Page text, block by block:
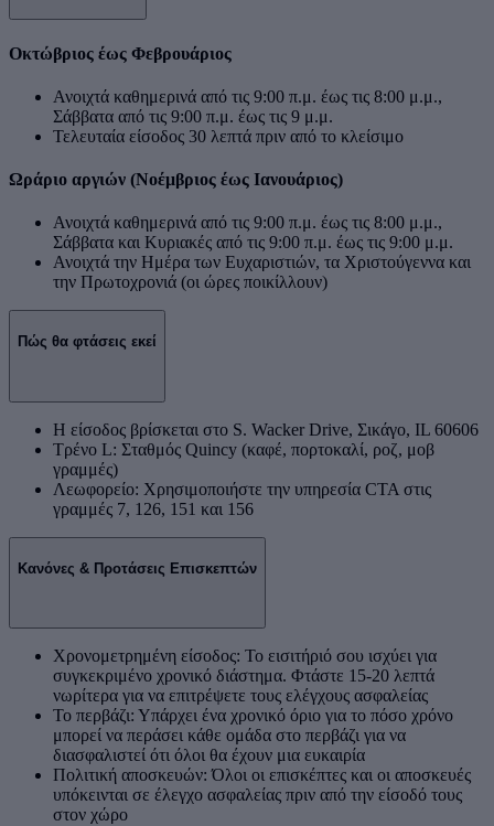
Οκτώβριος έως Φεβρουάριος
Ανοιχτά καθημερινά από τις 9:00 π.μ. έως τις 8:00 μ.μ.,
Σάββατα από τις 9:00 π.μ. έως τις 9 μ.μ.
Τελευταία είσοδος 30 λεπτά πριν από το κλείσιμο
Ωράριο αργιών (Νοέμβριος έως Ιανουάριος)
Ανοιχτά καθημερινά από τις 9:00 π.μ. έως τις 8:00 μ.μ.,
Σάββατα και Κυριακές από τις 9:00 π.μ. έως τις 9:00 μ.μ.
Ανοιχτά την Ημέρα των Ευχαριστιών, τα Χριστούγεννα και
την Πρωτοχρονιά (οι ώρες ποικίλλουν)
Πώς θα φτάσεις εκεί
Η είσοδος βρίσκεται στο S. Wacker Drive, Σικάγο, IL 60606
Τρένο L: Σταθμός Quincy (καφέ, πορτοκαλί, ροζ, μοβ
γραμμές)
Λεωφορείο: Χρησιμοποιήστε την υπηρεσία CTA στις
γραμμές 7, 126, 151 και 156
Κανόνες & Προτάσεις Επισκεπτών
Χρονομετρημένη είσοδος: Το εισιτήριό σου ισχύει για
συγκεκριμένο χρονικό διάστημα. Φτάστε 15-20 λεπτά
νωρίτερα για να επιτρέψετε τους ελέγχους ασφαλείας
Το περβάζι: Υπάρχει ένα χρονικό όριο για το πόσο χρόνο
μπορεί να περάσει κάθε ομάδα στο περβάζι για να
διασφαλιστεί ότι όλοι θα έχουν μια ευκαιρία
Πολιτική αποσκευών: Όλοι οι επισκέπτες και οι αποσκευές
υπόκεινται σε έλεγχο ασφαλείας πριν από την είσοδό τους
στον χώρο